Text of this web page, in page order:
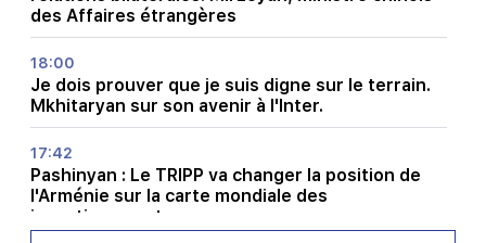
des Affaires étrangères
18:00
Je dois prouver que je suis digne sur le terrain.
Mkhitaryan sur son avenir à l'Inter.
17:42
Pashinyan : Le TRIPP va changer la position de
l'Arménie sur la carte mondiale des
investissements